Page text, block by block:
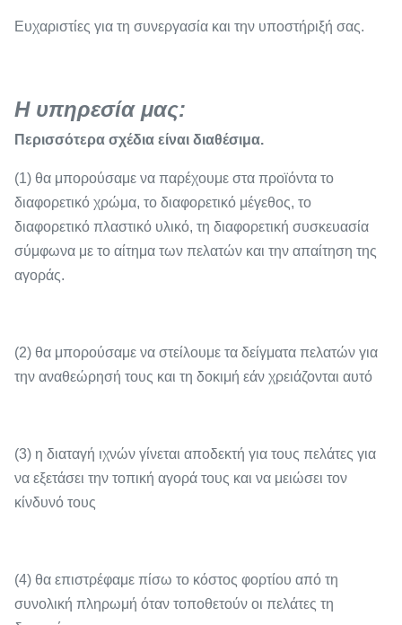
Ευχαριστίες για τη συνεργασία και την υποστήριξή σας.
Η υπηρεσία μας:
Περισσότερα σχέδια είναι διαθέσιμα.
(1) θα μπορούσαμε να παρέχουμε στα προϊόντα το
διαφορετικό χρώμα, το διαφορετικό μέγεθος, το
διαφορετικό πλαστικό υλικό, τη διαφορετική συσκευασία
σύμφωνα με το αίτημα των πελατών και την απαίτηση της
αγοράς.
(2) θα μπορούσαμε να στείλουμε τα δείγματα πελατών για
την αναθεώρησή τους και τη δοκιμή εάν χρειάζονται αυτό
(3) η διαταγή ιχνών γίνεται αποδεκτή για τους πελάτες για
να εξετάσει την τοπική αγορά τους και να μειώσει τον
κίνδυνό τους
(4) θα επιστρέφαμε πίσω το κόστος φορτίου από τη
συνολική πληρωμή όταν τοποθετούν οι πελάτες τη